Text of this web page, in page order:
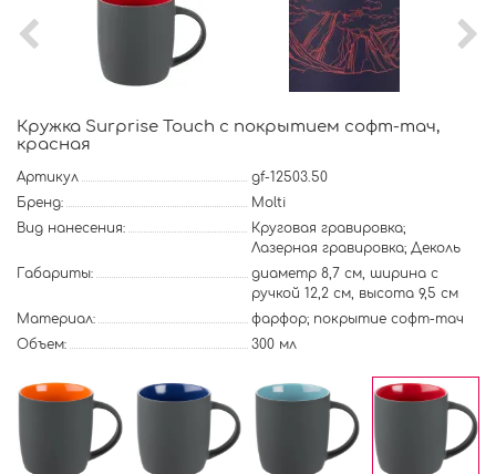
Кружка Surprise Touch c покрытием софт-тач,
красная
Артикул
gf-12503.50
Бренд:
Molti
Вид нанесения:
Круговая гравировка;
Лазерная гравировка; Деколь
Габариты:
диаметр 8,7 см, ширина с
ручкой 12,2 см, высота 9,5 см
Материал:
фарфор; покрытие софт-тач
Объем:
300 мл